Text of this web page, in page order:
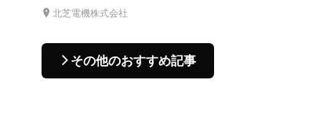
北芝電機株式会社
その他のおすすめ記事